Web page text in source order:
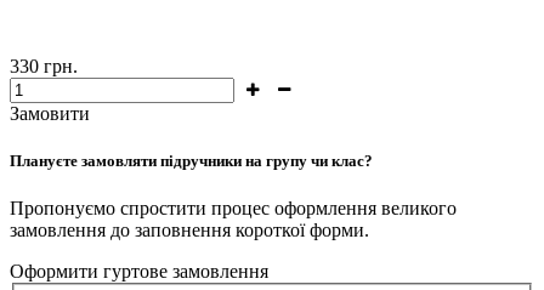
330 грн.
Замовити
Плануєте замовляти підручники на групу чи клас?
Пропонуємо спростити процес оформлення великого
замовлення до заповнення короткої форми.
Оформити гуртове замовлення